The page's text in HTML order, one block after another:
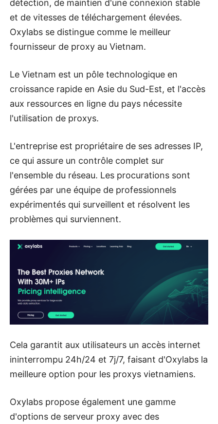
détection, de maintien d'une connexion stable
et de vitesses de téléchargement élevées.
Oxylabs se distingue comme le meilleur
fournisseur de proxy au Vietnam.
Le Vietnam est un pôle technologique en
croissance rapide en Asie du Sud-Est, et l'accès
aux ressources en ligne du pays nécessite
l'utilisation de proxys.
L'entreprise est propriétaire de ses adresses IP,
ce qui assure un contrôle complet sur
l'ensemble du réseau. Les procurations sont
gérées par une équipe de professionnels
expérimentés qui surveillent et résolvent les
problèmes qui surviennent.
Cela garantit aux utilisateurs un accès internet
ininterrompu 24h/24 et 7j/7, faisant d'Oxylabs la
meilleure option pour les proxys vietnamiens.
Oxylabs propose également une gamme
d'options de serveur proxy avec des